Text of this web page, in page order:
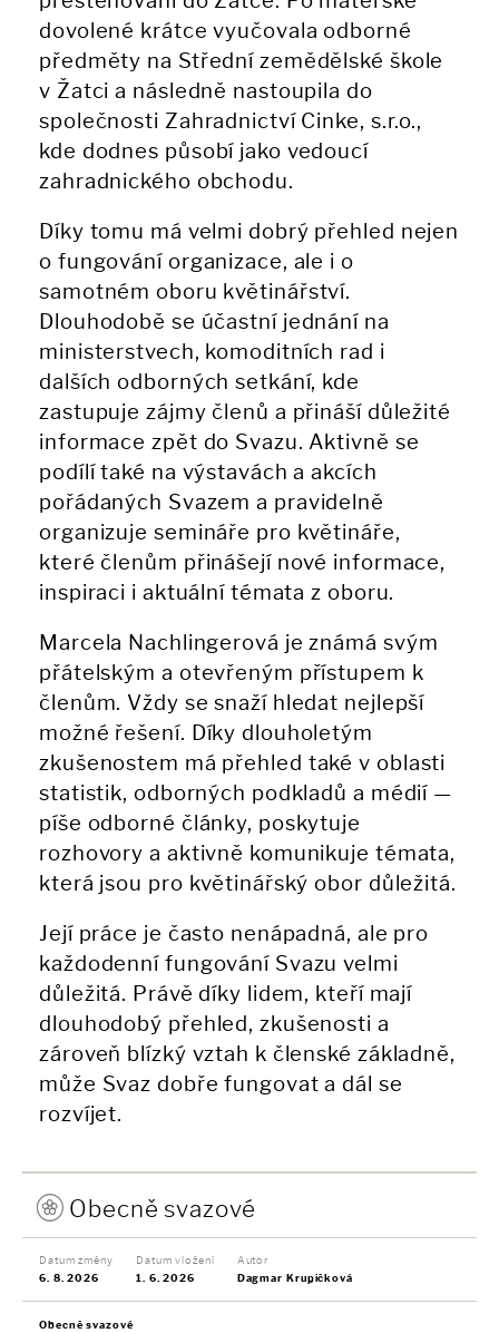
dovolené krátce vyučovala odborné
předměty na Střední zemědělské škole
v Žatci a následně nastoupila do
společnosti Zahradnictví Cinke, s.r.o.,
kde dodnes působí jako vedoucí
zahradnického obchodu.
Díky tomu má velmi dobrý přehled nejen
o fungování organizace, ale i o
samotném oboru květinářství.
Dlouhodobě se účastní jednání na
ministerstvech, komoditních rad i
dalších odborných setkání, kde
zastupuje zájmy členů a přináší důležité
informace zpět do Svazu. Aktivně se
podílí také na výstavách a akcích
pořádaných Svazem a pravidelně
organizuje semináře pro květináře,
které členům přinášejí nové informace,
inspiraci i aktuální témata z oboru.
Marcela Nachlingerová je známá svým
přátelským a otevřeným přístupem k
členům. Vždy se snaží hledat nejlepší
možné řešení. Díky dlouholetým
zkušenostem má přehled také v oblasti
statistik, odborných podkladů a médií —
píše odborné články, poskytuje
rozhovory a aktivně komunikuje témata,
která jsou pro květinářský obor důležitá.
Její práce je často nenápadná, ale pro
každodenní fungování Svazu velmi
důležitá. Právě díky lidem, kteří mají
dlouhodobý přehled, zkušenosti a
zároveň blízký vztah k členské základně,
může Svaz dobře fungovat a dál se
rozvíjet.
Obecně svazové
Datum změny
6. 8. 2026
Datum vložení
1. 6. 2026
Autor
Dagmar Krupičková
Obecně svazové